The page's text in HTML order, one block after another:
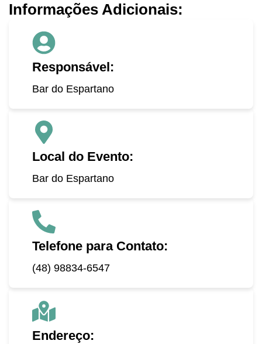
Informações Adicionais:
Responsável:
Bar do Espartano
Local do Evento:
Bar do Espartano
Telefone para Contato:
(48) 98834-6547
Endereço: